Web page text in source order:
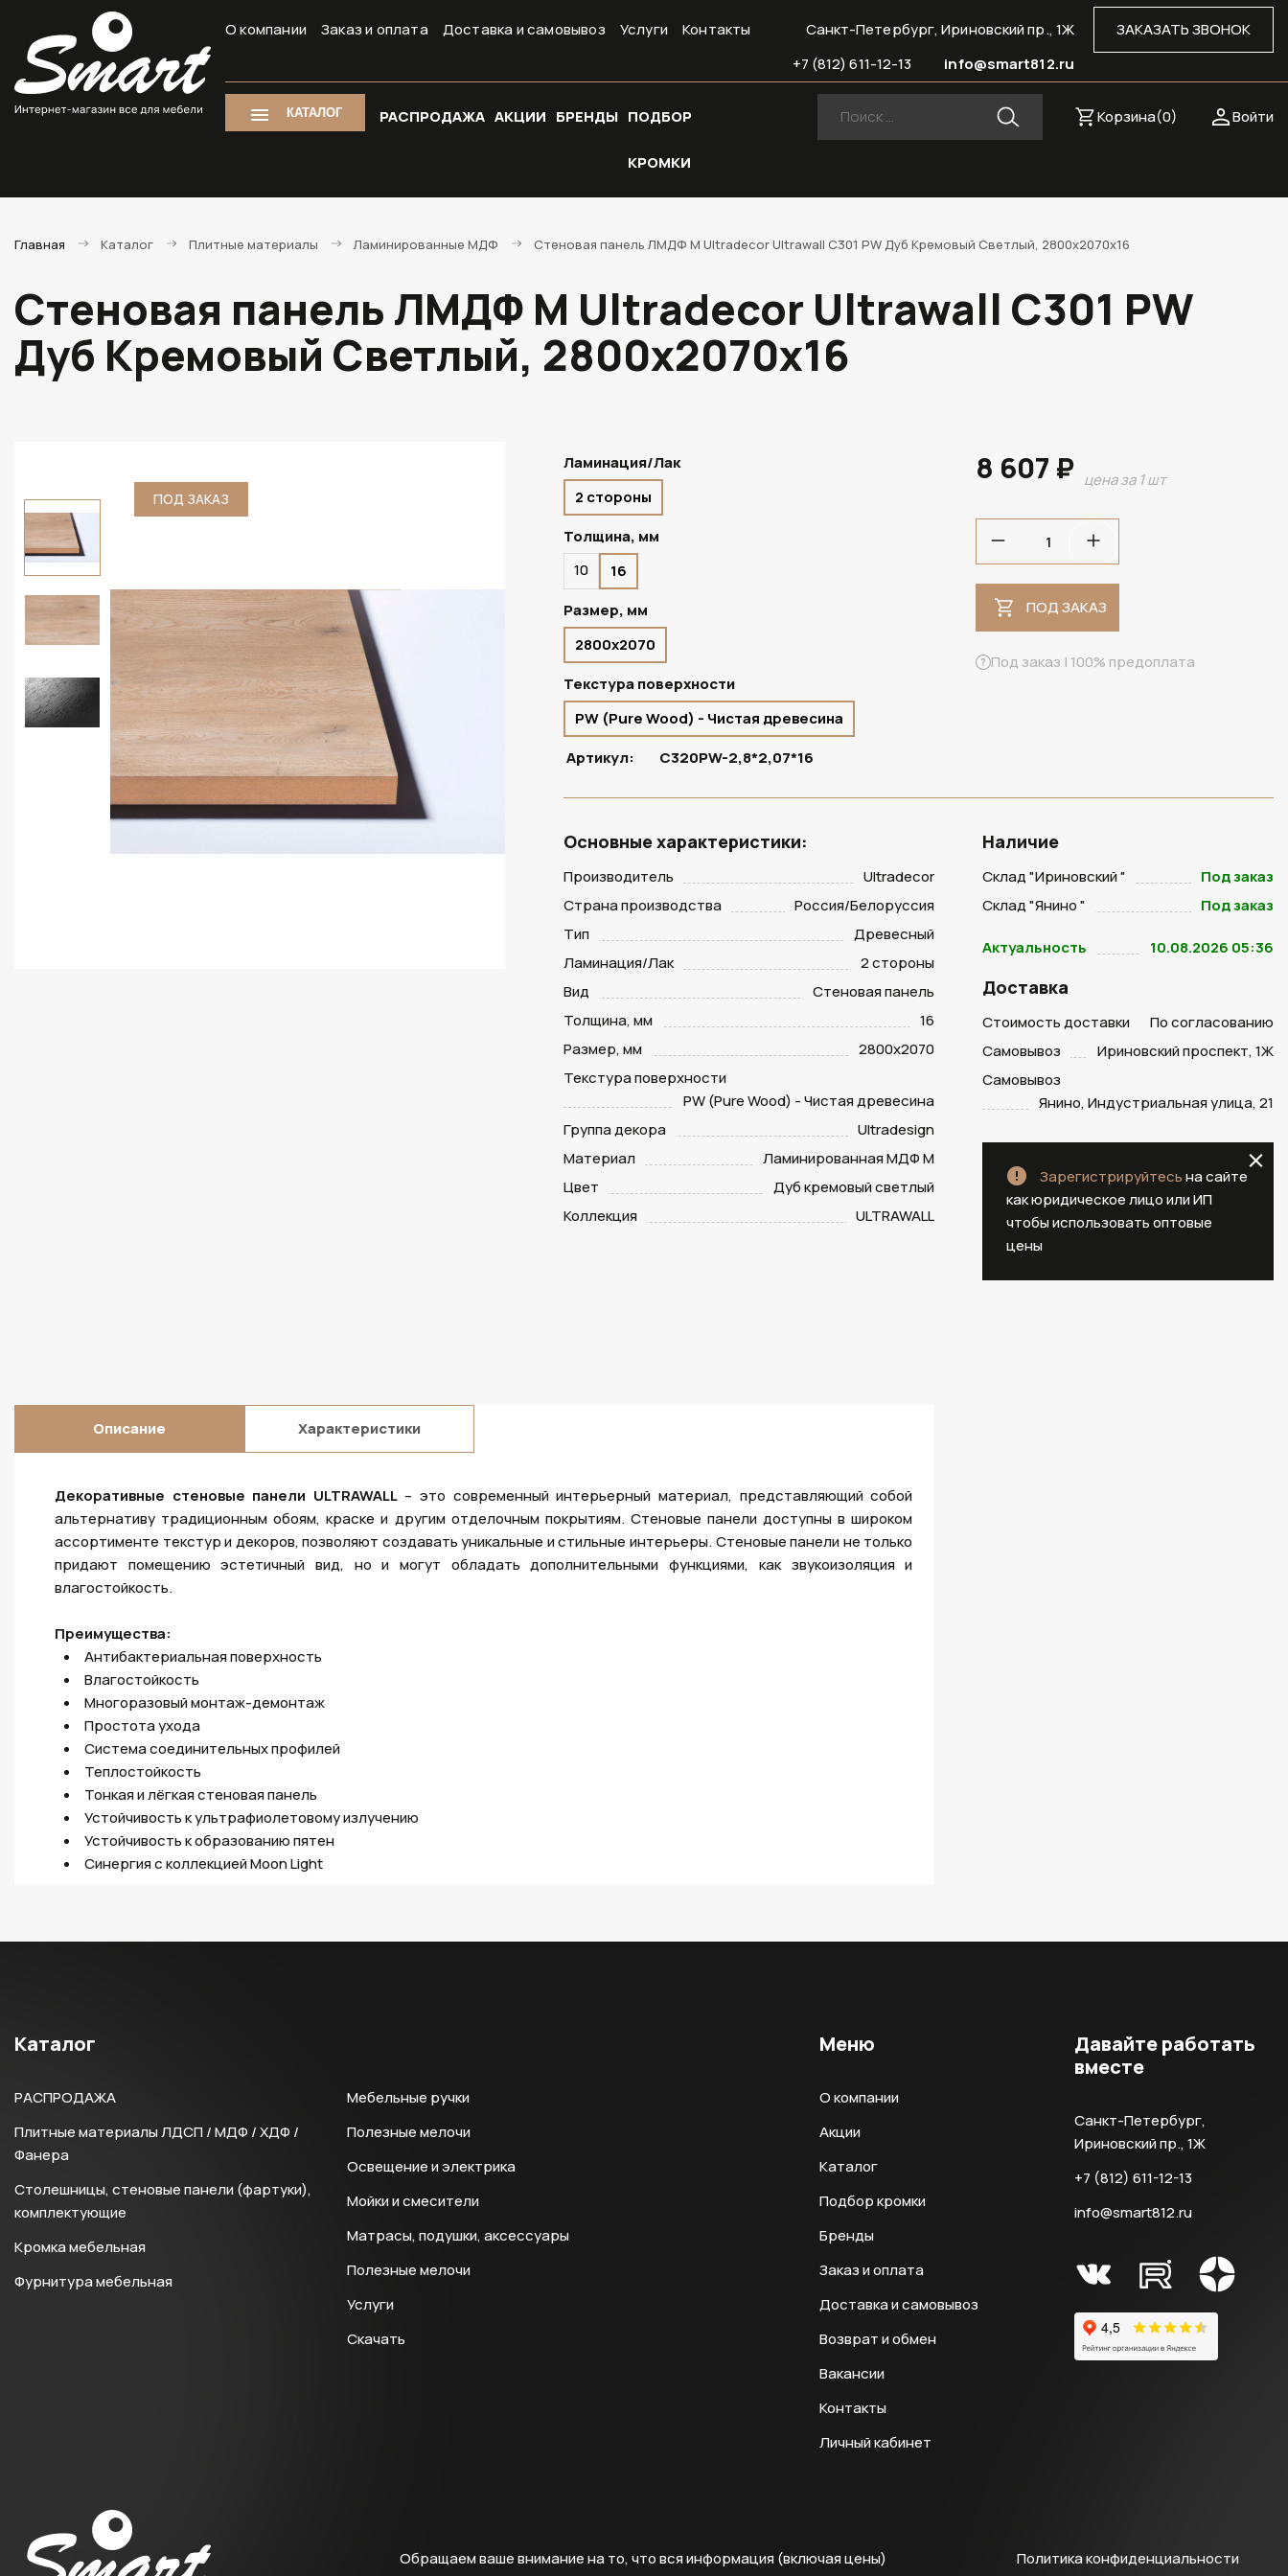
О компании Заказ и оплата Доставка и самовывоз Услуги Контакты ЗАКАЗАТЬ ЗВОНОК
Санкт-Петербург, Ириновский пр., 1Ж
info@smart812.ru
+7 (812) 611-12-13
КАТАЛОГ РАСПРОДАЖА АКЦИИ БРЕНДЫ ПОДБОР
КРОМКИ
Войти
Корзина(0)
Главная Каталог Плитные материалы Ламинированные МДФ Стеновая панель ЛМДФ М Ultradecor Ultrawall C301 PW Дуб Кремовый Светлый, 2800х2070х16
Стеновая панель ЛМДФ М Ultradecor Ultrawall C301 PW
Дуб Кремовый Светлый, 2800х2070х16
ПОД ЗАКАЗ ПОД ЗАКАЗ
Ламинация/Лак
2 стороны
Толщина, мм
10
16
Размер, мм
2800х2070
Текстура поверхности
PW (Pure Wood) - Чистая древесина
Артикул:
C320PW-2,8*2,07*16
8 607 ₽ цена за 1 шт
ПОД ЗАКАЗ
Под заказ | 100% предоплата
Основные характеристики:
Производитель
Ultradecor
Страна производства
Россия/Белоруссия
Тип
Древесный
Ламинация/Лак
2 стороны
Вид
Стеновая панель
Толщина, мм
16
Размер, мм
2800х2070
Текстура поверхности
PW (Pure Wood) - Чистая древесина
Группа декора
Ultradesign
Материал
Ламинированная МДФ М
Цвет
Дуб кремовый светлый
Коллекция
ULTRAWALL
Наличие
Склад "Ириновский "
Под заказ
Склад "Янино "
Под заказ
Актуальность 10.08.2026 05:36
Доставка
Стоимость доставки
По согласованию
Самовывоз
Ириновский проспект, 1Ж
Самовывоз
Янино, Индустриальная улица, 21
Зарегистрируйтесьна сайте
как юридическое лицо или ИП
чтобы использовать оптовые
цены
Описание Характеристики
Декоративные стеновые панели ULTRAWALL– это современный интерьерный материал, представляющий собой
альтернативу традиционным обоям, краске и другим отделочным покрытиям. Стеновые панели доступны в широком
ассортименте текстур и декоров, позволяют создавать уникальные и стильные интерьеры. Стеновые панели не только
придают помещению эстетичный вид, но и могут обладать дополнительными функциями, как звукоизоляция и
влагостойкость.
Преимущества:
Антибактериальная поверхность
Влагостойкость
Многоразовый монтаж-демонтаж
Простота ухода
Система соединительных профилей
Теплостойкость
Тонкая и лёгкая стеновая панель
Устойчивость к ультрафиолетовому излучению
Устойчивость к образованию пятен
Синергия с коллекцией Moon Light
Каталог
РАСПРОДАЖА
Плитные материалы ЛДСП / МДФ / ХДФ /
Фанера
Столешницы, стеновые панели (фартуки),
комплектующие
Кромка мебельная
Фурнитура мебельная
Мебельные ручки
Полезные мелочи
Освещение и электрика
Мойки и смесители
Матрасы, подушки, аксессуары
Полезные мелочи
Услуги
Скачать
Меню
О компании
Акции
Каталог
Подбор кромки
Бренды
Заказ и оплата
Доставка и самовывоз
Возврат и обмен
Вакансии
Контакты
Личный кабинет
Давайте работать
вместе
Санкт-Петербург,
Ириновский пр., 1Ж
+7 (812) 611-12-13
info@smart812.ru
Политика конфиденциальности
Обращаем ваше внимание на то, что вся информация (включая цены)